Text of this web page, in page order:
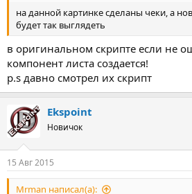
на данной картинке сделаны чеки, а
будет так выглядеть
в оригинальном скрипте если не
компонент листа создается!
p.s давно смотрел их скрипт
Ekspoint
Новичок
15 Авг 2015
Mrman написал(а):